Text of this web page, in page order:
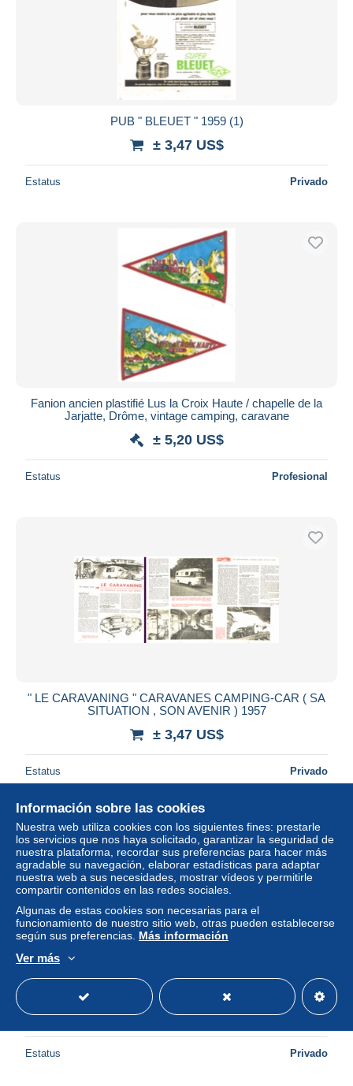
PUB " BLEUET " 1959 (1)
± 3,47 US$
Estatus Privado
Fanion ancien plastifié Lus la Croix Haute / chapelle de la
Jarjatte, Drôme, vintage camping, caravane
± 5,20 US$
Estatus Profesional
" LE CARAVANING " CARAVANES CAMPING-CAR ( SA
SITUATION , SON AVENIR ) 1957
± 3,47 US$
Estatus Privado
PUB TENTE " TRIGANO " 1957 (1)
± 3,47 US$
Estatus Privado
Información sobre las cookies
Nuestra web utiliza cookies con los siguientes fines: prestarle
los servicios que nos haya solicitado, garantizar la seguridad de
nuestra plataforma, recordar sus preferencias para hacer más
agradable su navegación, elaborar estadísticas para adaptar
nuestra web a sus necesidades, mostrar vídeos y permitirle
compartir contenidos en las redes sociales.
Algunas de estas cookies son necesarias para el
funcionamiento de nuestro sitio web, otras pueden establecerse
según sus preferencias. Más información
Ver más